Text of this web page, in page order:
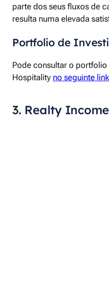
parte dos seus fluxos de
resulta numa elevada
Portfolio de
Pode consultar o
Hospitality no seguinte link
3. Realty